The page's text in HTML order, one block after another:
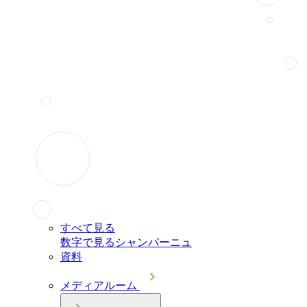
すべて見る
数字で見るシャンパーニュ
資料
メディアルーム